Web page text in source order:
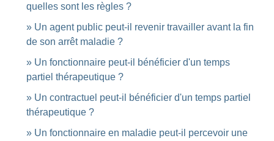
quelles sont les règles ?
Un agent public peut-il revenir travailler avant la fin
de son arrêt maladie ?
Un fonctionnaire peut-il bénéficier d'un temps
partiel thérapeutique ?
Un contractuel peut-il bénéficier d'un temps partiel
thérapeutique ?
Un fonctionnaire en maladie peut-il percevoir une